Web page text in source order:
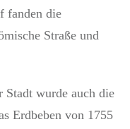
fanden die
Straße und
Stadt wurde auch die
Erdbeben von 1755